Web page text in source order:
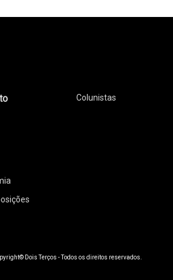
Colunistas
Dois Terços - Todos os direitos reservados.